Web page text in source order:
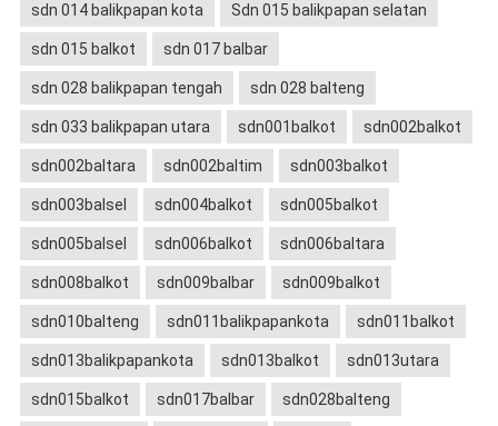
sdn 014 balikpapan kota Sdn 015 balikpapan selatan
sdn 015 balkot sdn 017 balbar
sdn 028 balikpapan tengah sdn 028 balteng
sdn 033 balikpapan utara sdn001balkot sdn002balkot
sdn002baltara sdn002baltim sdn003balkot
sdn003balsel sdn004balkot sdn005balkot
sdn005balsel sdn006balkot sdn006baltara
sdn008balkot sdn009balbar sdn009balkot
sdn010balteng sdn011balikpapankota sdn011balkot
sdn013balikpapankota sdn013balkot sdn013utara
sdn015balkot sdn017balbar sdn028balteng